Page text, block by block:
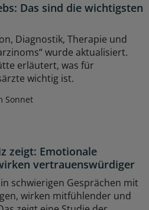
Das sind die wichtigsten
Diagnostik, Therapie und
wurde aktualisiert.
erläutert, was für
wichtig ist.
Sonnet
zeigt: Emotionale
vertrauenswürdiger
schwierigen Gesprächen mit
wirken mitfühlender und